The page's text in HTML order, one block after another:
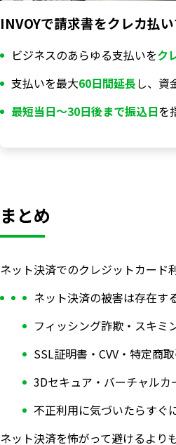
INVOYで請求書をクレカ払
ビジネスのあらゆる支払いをク
支払いを最大60日間延長し、資
最短当日〜30日後まで振込日を
まとめ
ネット決済でのクレジットカード
ネット決済の被害は存在す
フィッシング詐欺・スキミ
SSL証明書・CVV・特定商
3Dセキュア・バーチャル
不正利用に気づいたらすぐ
ネット決済を怖がって避けるより